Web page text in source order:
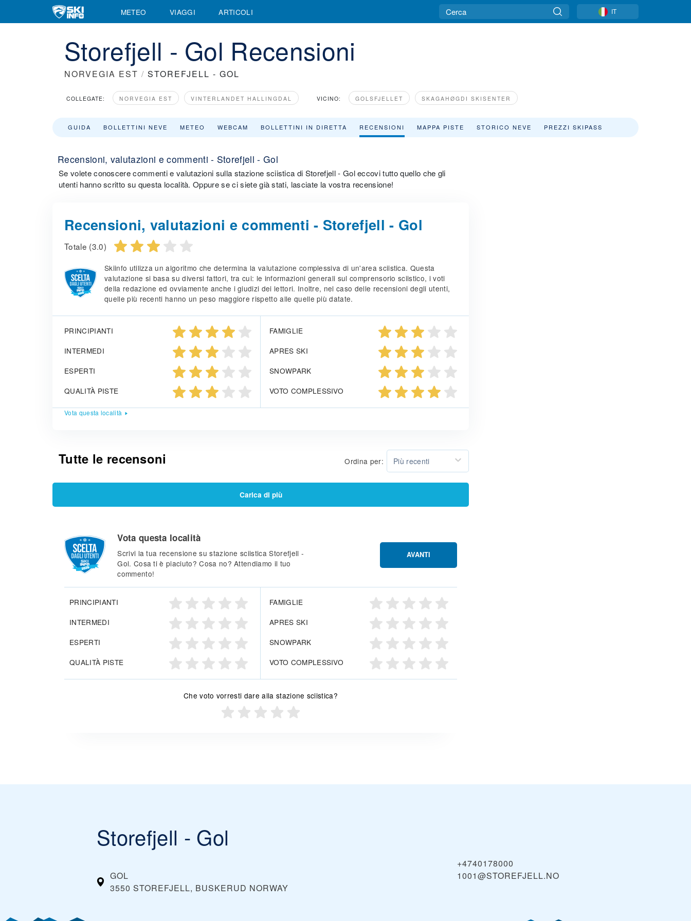
METEO VIAGGI ARTICOLI IT
Storefjell - Gol Recensioni
NORVEGIA EST / STOREFJELL - GOL
COLLEGATE: NORVEGIA EST VINTERLANDET HALLINGDAL VICINO: GOLSFJELLET SKAGAHØGDI SKISENTER
GUIDA BOLLETTINI NEVE METEO WEBCAM BOLLETTINI IN DIRETTA RECENSIONI MAPPA PISTE STORICO NEVE PREZZI SKIPASS
Recensioni, valutazioni e commenti - Storefjell - Gol
Se volete conoscere commenti e valutazioni sulla stazione sciistica di Storefjell - Gol eccovi tutto quello che gli
utenti hanno scritto su questa località. Oppure se ci siete già stati, lasciate la vostra recensione!
Recensioni, valutazioni e commenti - Storefjell - Gol
Totale (3.0)
Skiinfo utilizza un algoritmo che determina la valutazione complessiva di un'area sciistica. Questa
valutazione si basa su diversi fattori, tra cui: le informazioni generali sul comprensorio sciistico, i voti
della redazione ed ovviamente anche i giudizi dei lettori. Inoltre, nel caso delle recensioni degli utenti,
quelle più recenti hanno un peso maggiore rispetto alle quelle più datate.
PRINCIPIANTI
INTERMEDI
ESPERTI
QUALITÀ PISTE
FAMIGLIE
APRES SKI
SNOWPARK
VOTO COMPLESSIVO
Vota questa località
Tutte le recensoni Ordina per: Più recenti
Carica di più
Vota questa località
Scrivi la tua recensione su stazione sciistica Storefjell -
Gol. Cosa ti è piaciuto? Cosa no? Attendiamo il tuo
commento!
AVANTI
PRINCIPIANTI
INTERMEDI
ESPERTI
QUALITÀ PISTE
FAMIGLIE
APRES SKI
SNOWPARK
VOTO COMPLESSIVO
Che voto vorresti dare alla stazione sciistica?
Storefjell - Gol
GOL
3550 STOREFJELL, BUSKERUD NORWAY
+4740178000
1001@STOREFJELL.NO